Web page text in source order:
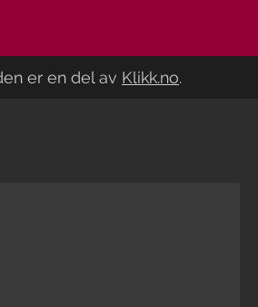
er en del av Klikk.no.